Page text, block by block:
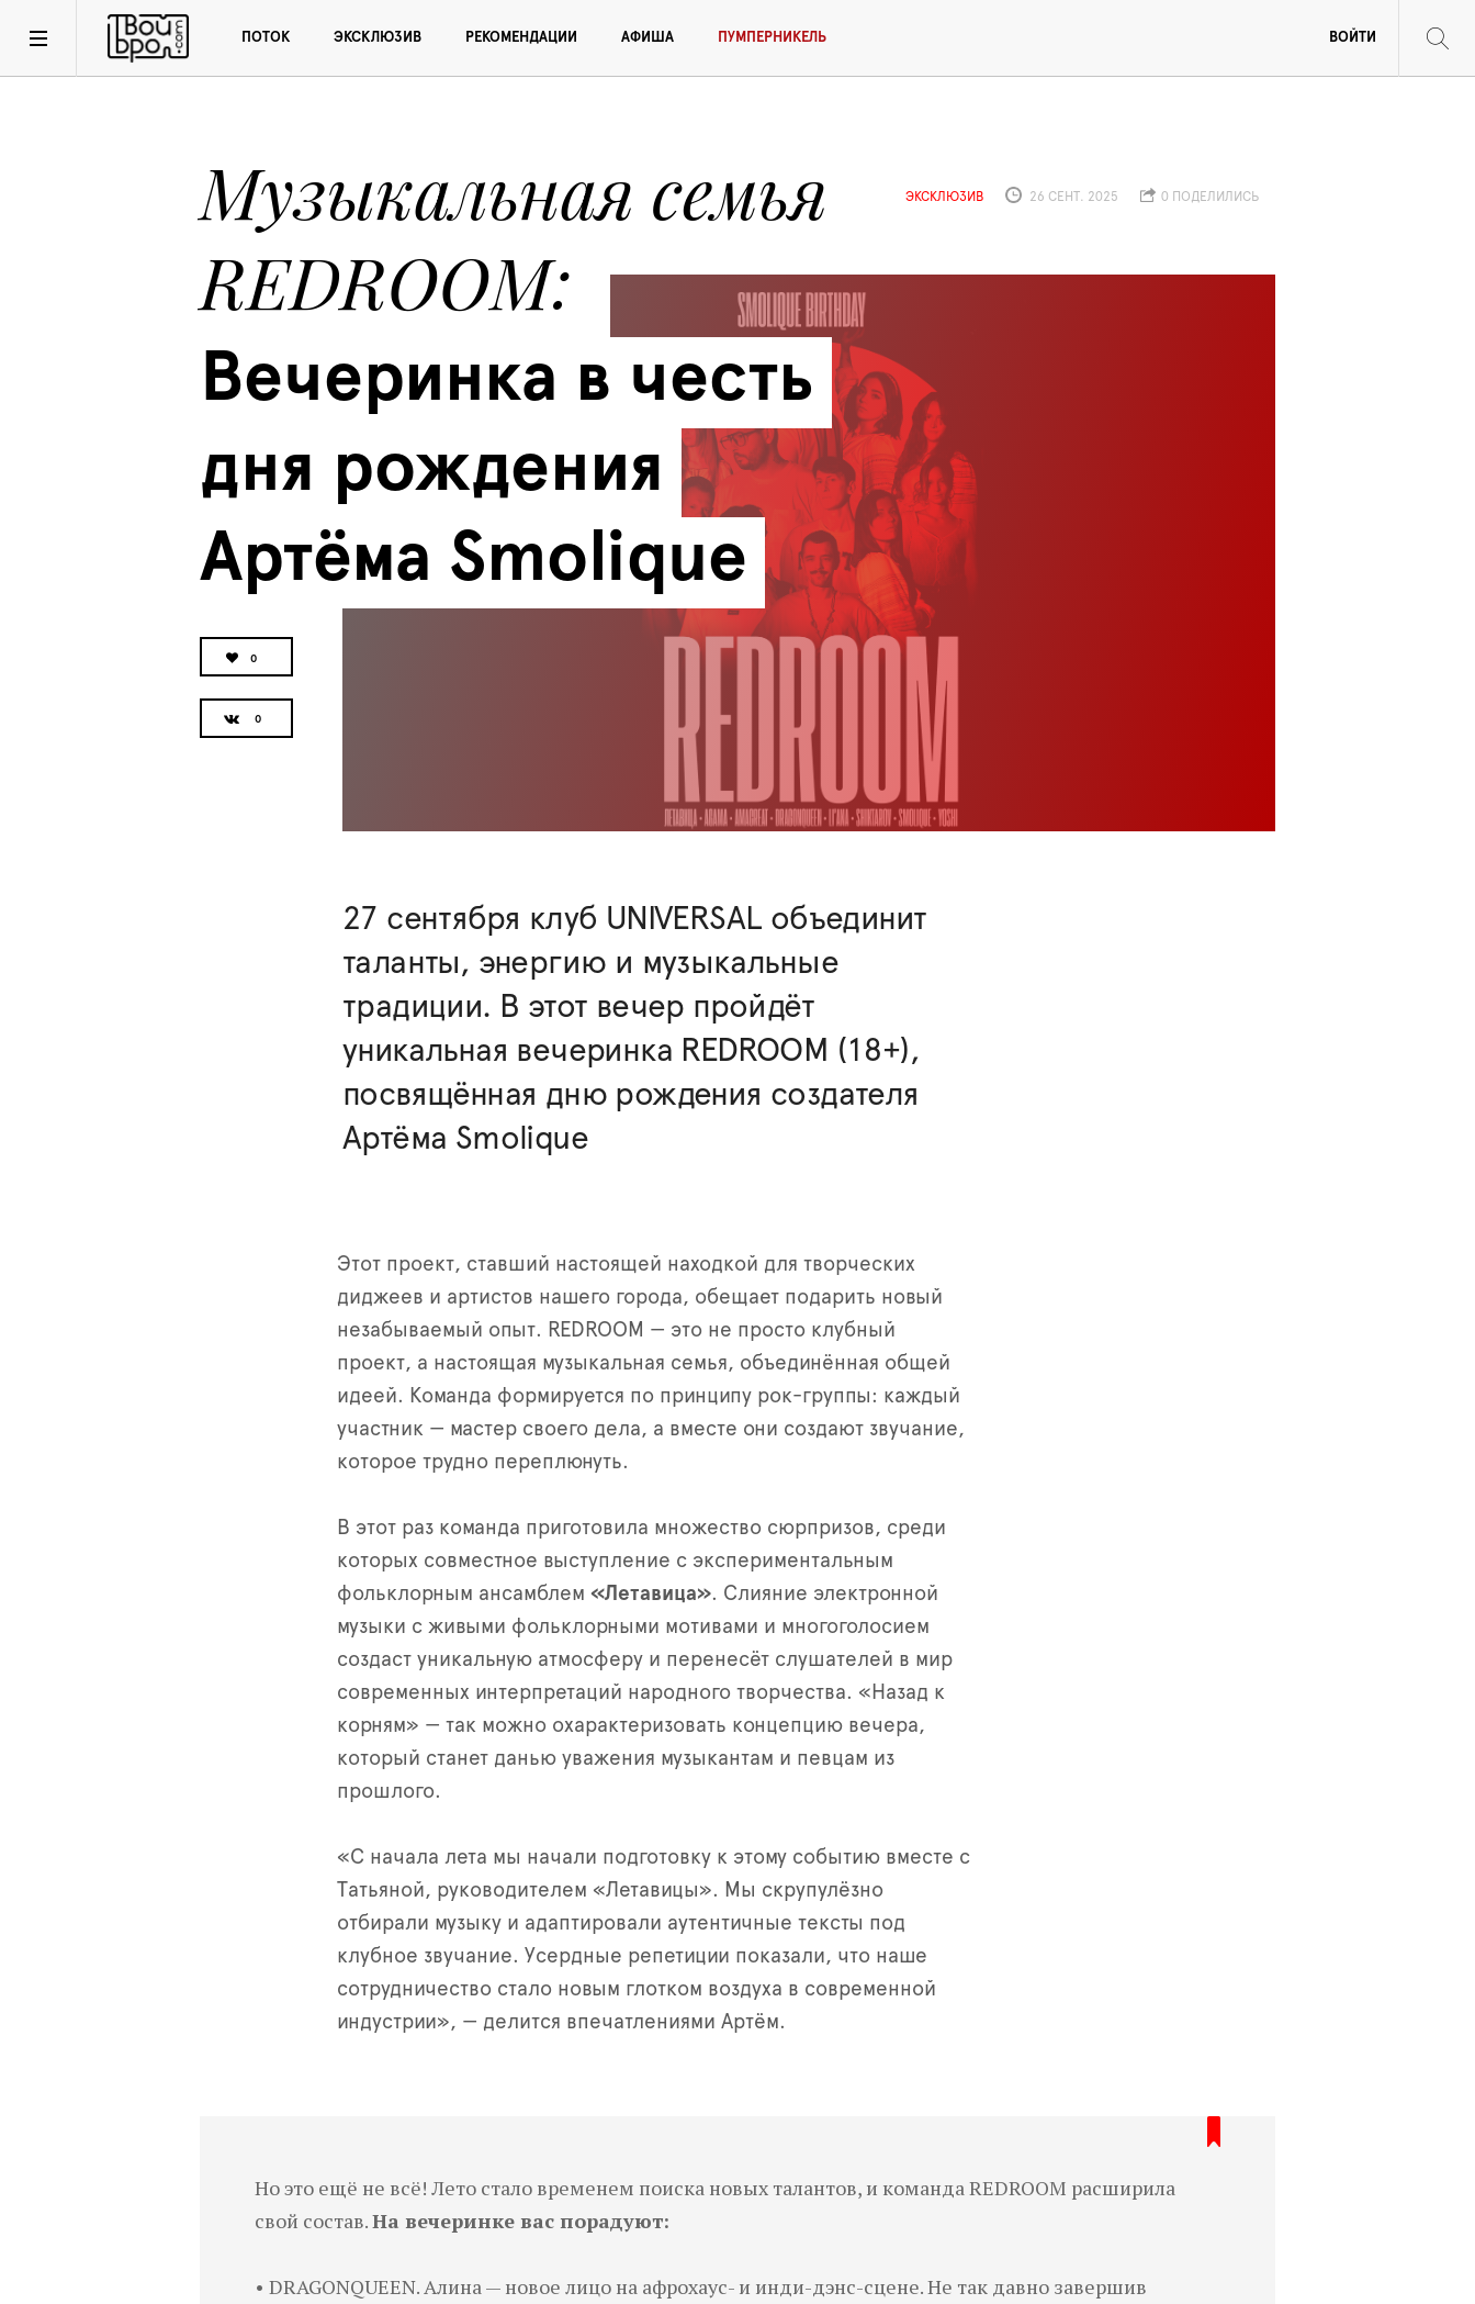
ПОТОК ЭКСКЛЮЗИВ РЕКОМЕНДАЦИИ АФИША ПУМПЕРНИКЕЛЬ ВОЙТИ
Музыкальная семья
REDROOM
Вечеринка в честь
дня рождения
Артёма Smolique
0
ЭКСКЛЮЗИВ 26 СЕНТ. 2025 0 ПОДЕЛИЛИСЬ
27 сентября клуб UNIVERSAL объединит
таланты, энергию и музыкальные
традиции. В этот вечер пройдёт
уникальная вечеринка REDROOM (18+),
посвящённая дню рождения создателя
Артёма Smolique
Этот проект, ставший настоящей находкой для творческих
диджеев и артистов нашего города, обещает подарить новый
незабываемый опыт. REDROOM — это не просто клубный
проект, а настоящая музыкальная семья, объединённая общей
идеей. Команда формируется по принципу рок-группы: каждый
участник — мастер своего дела, а вместе они создают звучание,
которое трудно переплюнуть.
В этот раз команда приготовила множество сюрпризов, среди
которых совместное выступление с экспериментальным
фольклорным ансамблем «Летавица». Слияние электронной
музыки с живыми фольклорными мотивами и многоголосием
создаст уникальную атмосферу и перенесёт слушателей в мир
современных интерпретаций народного творчества. «Назад к
корням» — так можно охарактеризовать концепцию вечера,
который станет данью уважения музыкантам и певцам из
прошлого.
«С начала лета мы начали подготовку к этому событию вместе с
Татьяной, руководителем «Летавицы». Мы скрупулёзно
отбирали музыку и адаптировали аутентичные тексты под
клубное звучание. Усердные репетиции показали, что наше
сотрудничество стало новым глотком воздуха в современной
индустрии», — делится впечатлениями Артём.
Но это ещё не всё! Лето стало временем поиска новых талантов, и команда REDROOM расширила
свой состав.На вечеринке вас порадуют:
• DRAGONQUEEN. Алина — новое лицо на афрохаус- и инди-дэнс-сцене. Не так давно завершив